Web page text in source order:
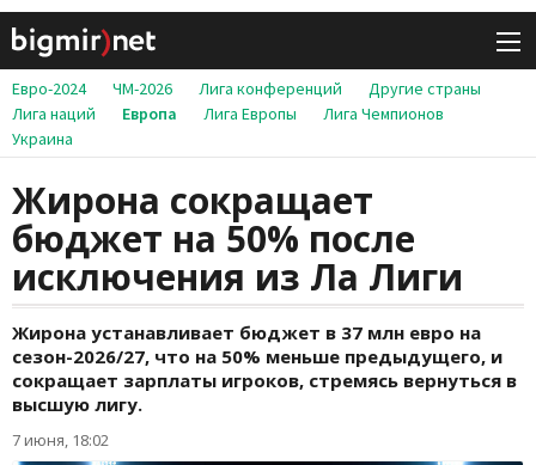
Евро-2024 ЧМ-2026 Лига конференций
Другие страны
Лига наций
Европа Лига Европы
Лига Чемпионов
Украина
Жирона сокращает
бюджет на 50% после
исключения из Ла Лиги
Жирона устанавливает бюджет в 37 млн евро на
сезон-2026/27, что на 50% меньше предыдущего, и
сокращает зарплаты игроков, стремясь вернуться в
высшую лигу.
7 июня, 18:02